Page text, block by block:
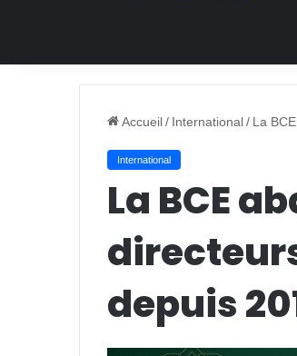
Accueil/ International/ La
International
La BCE
depuis